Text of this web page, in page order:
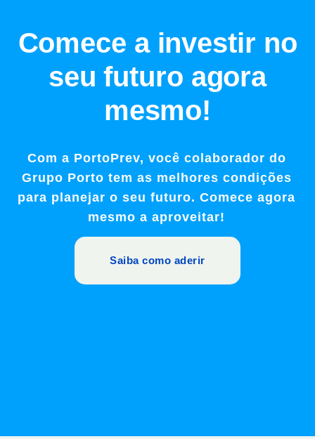
Comece a investir no
seu futuro agora
mesmo!
Com a PortoPrev, você colaborador do
Grupo Porto tem as melhores condições
para planejar o seu futuro. Comece agora
mesmo a aproveitar!
Saiba como aderir